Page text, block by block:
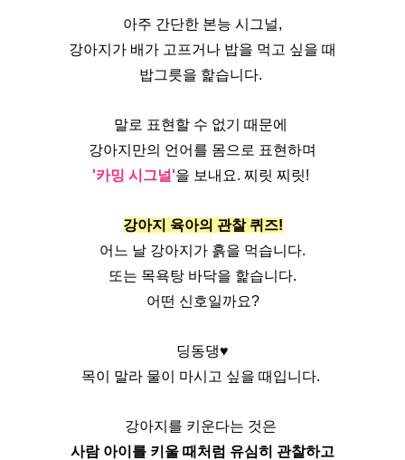
아주 간단한 본능 시그널,
강아지가 배가 고프거나 밥을 먹고 싶을 때
밥그릇을 핥습니다.
말로 표현할 수 없기 때문에
강아지만의 언어를 몸으로 표현하며
'카밍 시그널'을 보내요. 찌릿 찌릿!
강아지 육아의 관찰 퀴즈!
어느 날 강아지가 흙을 먹습니다.
또는 목욕탕 바닥을 핥습니다.
어떤 신호일까요?
딩동댕♥
목이 말라 물이 마시고 싶을 때입니다.
강아지를 키운다는 것은
사람 아이를 키울 때처럼 유심히 관찰하고